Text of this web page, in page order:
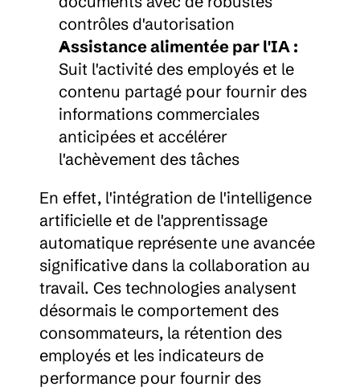
contrôles d'autorisation
Assistance alimentée par l'IA :
Suit l'activité des employés et le
contenu partagé pour fournir des
informations commerciales
anticipées et accélérer
l'achèvement des tâches
En effet, l'intégration de l'intelligence
artificielle et de l'apprentissage
automatique représente une avancée
significative dans la collaboration au
travail. Ces technologies analysent
désormais le comportement des
consommateurs, la rétention des
employés et les indicateurs de
performance pour fournir des